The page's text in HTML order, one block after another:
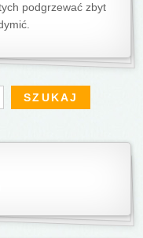
podgrzewać zbyt